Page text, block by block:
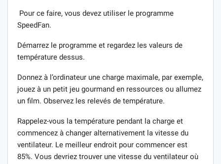
Pour ce faire, vous devez utiliser le programme
SpeedFan.
Démarrez le programme et regardez les valeurs de
température dessus.
Donnez à l’ordinateur une charge maximale, par exemple,
jouez à un petit jeu gourmand en ressources ou allumez
un film. Observez les relevés de température.
Rappelez-vous la température pendant la charge et
commencez à changer alternativement la vitesse du
ventilateur. Le meilleur endroit pour commencer est
85%. Vous devriez trouver une vitesse du ventilateur où